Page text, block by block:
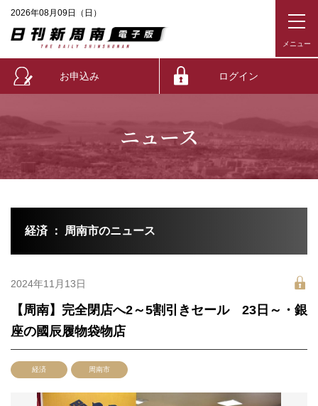
2026年08月09日（日）
お申込み ログイン
ニュース
経済 ： 周南市のニュース
2024年11月13日
【周南】完全閉店へ2～5割引きセール 23日～・銀
座の國辰履物袋物店
経済 周南市